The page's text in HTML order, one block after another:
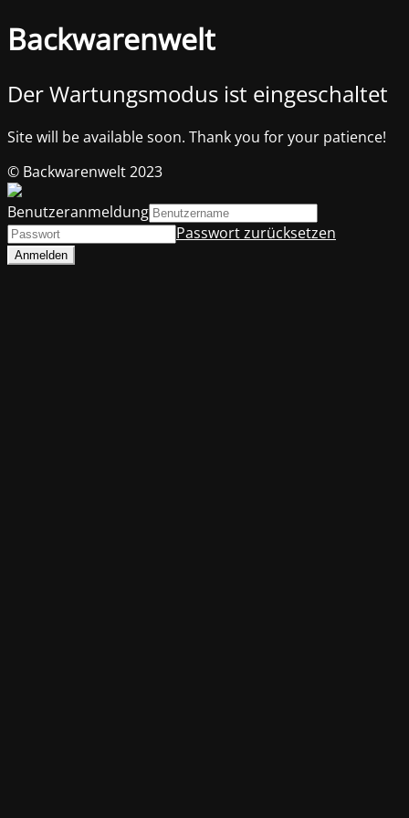
Backwarenwelt
Der Wartungsmodus ist eingeschaltet
Site will be available soon. Thank you for your patience!
© Backwarenwelt 2023
Benutzeranmeldung
Passwort zurücksetzen